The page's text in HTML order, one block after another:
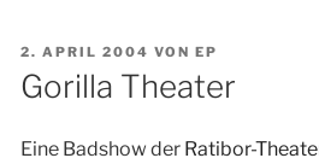
VERÖFFENTLICHT
AM
2. APRIL 2004 VON EP
Gorilla Theater
Eine Badshow der Ratibor-